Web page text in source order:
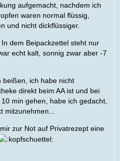
aufgemacht, nachdem ich
waren normal flüssig,
und nicht dickflüssiger.
dem Beipackzettel steht nur
echt kalt, sonnig zwar aber -7
beißen, ich habe nicht
direkt beim AA ist und bei
min gehen, habe ich gedacht,
mitzunehmen...
zur Not auf Privatrezept eine